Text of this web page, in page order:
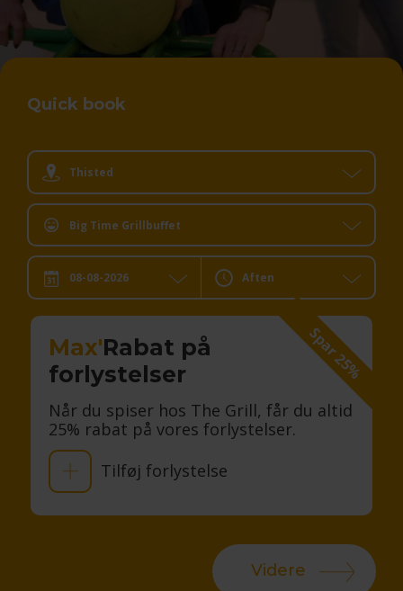
Quick book
Thisted
Big Time Grillbuffet
Dato: Dit valg:
Aften
Max'Rabat på
forlystelser
Når du spiser hos The Grill, får du altid
25% rabat på vores forlystelser.
Spar 25%
Tilføj forlystelse
Videre